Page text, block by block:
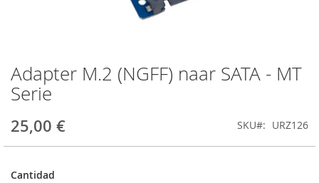
Adapter M.2 (NGFF) naar SATA - MT
Serie
25,00 € SKU URZ126
Cantidad
Saltar
al
comienzo
la
imágenes